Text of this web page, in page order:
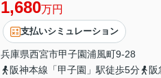
1,680万円
支払いシミュレーション
兵庫県西宮市甲子園浦風町9-28
阪神本線「甲子園」駅徒歩5分